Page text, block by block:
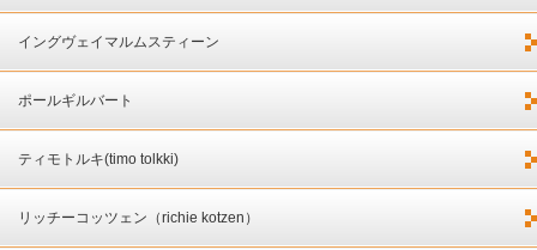
イングヴェイマルムスティーン
ポールギルバート
ティモトルキ(timo tolkki)
リッチーコッツェン（richie kotzen）